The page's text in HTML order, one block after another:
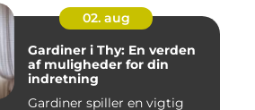
02. aug
Gardiner i Thy: En verden
af muligheder for din
indretning
Gardiner spiller en vigtig